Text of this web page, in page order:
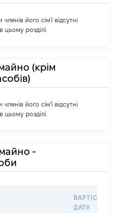
його сім'ї відсутні
цьому розділі.
(крім
його сім'ї відсутні
цьому розділі.
-
ВАРТІСТЬ НА
ДАТУ